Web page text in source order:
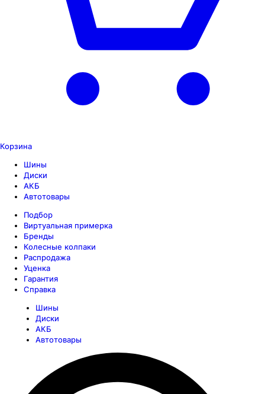
Корзина
Шины
Диски
АКБ
Автотовары
Подбор
Виртуальная примерка
Бренды
Колесные колпаки
Распродажа
Уценка
Гарантия
Справка
Шины
Диски
АКБ
Автотовары